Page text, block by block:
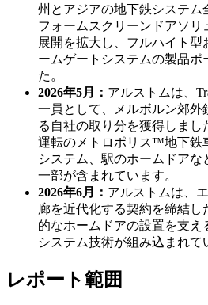
州とアジアの地下鉄システム
フォームスクリーンドアソ
展開を拡大し、フルハイト型
ームゲートシステムの製品ポ
た。
2026年5月： アルストムは、
一員として、メルボルン郊外
る自社の取り分を獲得しま
運転のメトロポリス™地下鉄
システム、駅のホームドア
一部が含まれています。
2026年6月： アルストムは、
廊を近代化する契約を締結
的なホームドアの設置を支え
システム技術が組み込まれて
レポート範囲